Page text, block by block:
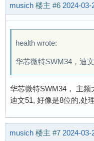
musich 楼主 #6 2024-03-
health wrote:
华芯微特SWM34，迪
华芯微特SWM34， 主频
迪文51, 好像是8位的,处
musich 楼主 #7 2024-03-